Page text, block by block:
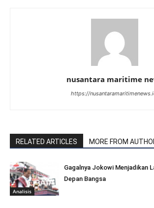
nusantara maritime
https://
RELATED ARTICLES MORE FROM
Analisis
Gagalnya Jokowi Menjadikan
Depan Bangsa